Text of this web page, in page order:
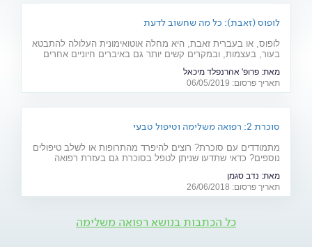
לופוס (זאבת): כל מה שחשוב לדעת
לופוס, או בעברית זאבת, היא מחלה אוטואימונית העלולה להתבטא
בעור, בעצמות, ובמקרים קשים יותר גם באיברים חיוניים אחרים
לה? ומהו הטיפול המתקדם שנכנס לסל הבריאות בשנים
האחרונות? כתבה לרגל יום המודעות למחלה (10.5)
מאת: פרופ' אהרנפלד מיכאל
תאריך פרסום: 06/05/2019
סוכרת 2: רפואה משלימה וטיפול טבעי
מתמודדים עם סוכרת? רוצים להיפרד מהתרופות או לשלב טיפולים
נוספים? כדאי שתדעו שניתן לטפל בסוכרת גם בעזרת רפואה
מרפא
מאת: נדב סגמן
תאריך פרסום: 26/06/2018
כל הכתבות בנושא רפואה משלימה